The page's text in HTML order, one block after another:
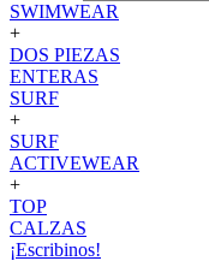
SWIMWEAR
+
DOS PIEZAS
ENTERAS
SURF
+
SURF
ACTIVEWEAR
+
TOP
CALZAS
¡Escribinos!